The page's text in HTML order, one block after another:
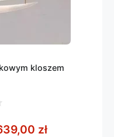
kloszem
złZakres cen: